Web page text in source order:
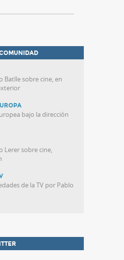
Batlle sobre cine, en
bajo la dirección
Lerer sobre cine,
de la TV por Pablo